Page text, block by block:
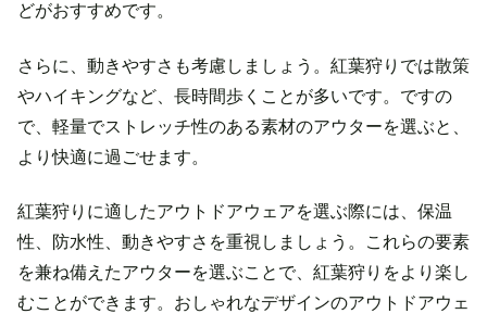
どがおすすめです。
さらに、動きやすさも考慮しましょう。紅葉狩りでは散策
やハイキングなど、長時間歩くことが多いです。ですの
で、軽量でストレッチ性のある素材のアウターを選ぶと、
より快適に過ごせます。
紅葉狩りに適したアウトドアウェアを選ぶ際には、保温
性、防水性、動きやすさを重視しましょう。これらの要素
を兼ね備えたアウターを選ぶことで、紅葉狩りをより楽し
むことができます。おしゃれなデザインのアウトドアウェ